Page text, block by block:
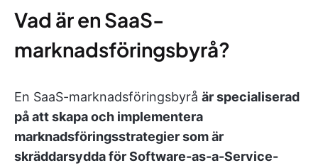
Vad är en SaaS-
marknadsföringsbyrå?
En SaaS-marknadsföringsbyrå är specialiserad
på att skapa och implementera
marknadsföringsstrategier som är
skräddarsydda för Software-as-a-Service-